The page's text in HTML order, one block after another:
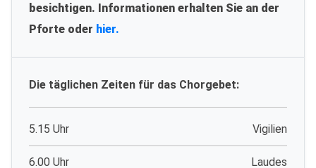
besichtigen. Informationen erhalten Sie an der
Pforte oder hier.
Die täglichen Zeiten für das Chorgebet:
5.15 Uhr Vigilien
6.00 Uhr Laudes